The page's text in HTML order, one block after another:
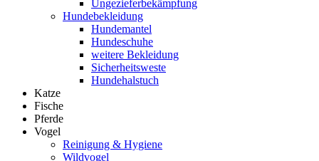
Ungezieferbekämpfung
Hundebekleidung
Hundemantel
Hundeschuhe
weitere Bekleidung
Sicherheitsweste
Hundehalstuch
Katze
Fische
Pferde
Vogel
Reinigung & Hygiene
Wildvogel